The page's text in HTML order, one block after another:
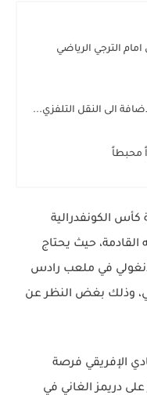
الترجي الرياضي
الى النقل التلفزي...
محبطاً
كأس الكونفدرالية
القادمة، حيث يحتاج
في ملعب رادس
وذلك بغض النظر عن
الإفريقي فرصة
على دريمز الغاني في